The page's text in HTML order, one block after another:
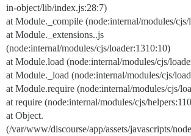
in-object/lib/index.js:28:7)
at Module._compile (node:internal/modules/
at Module._extensions..js
(node:internal/modules/cjs/loader:1310:10)
at Module.load (node:internal/modules/cjs/
at Module._load (node:internal/modules/cjs/
at Module.require (node:internal/modules/cjs/
at require (node:internal/modules/cjs/
at Object.
(/var/www/discourse/app/assets/javascripts/